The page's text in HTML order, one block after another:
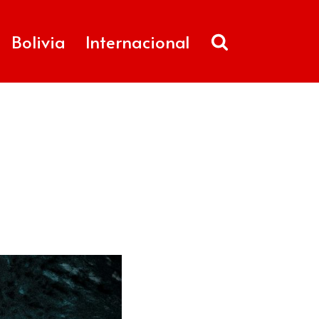
Bolivia Internacional